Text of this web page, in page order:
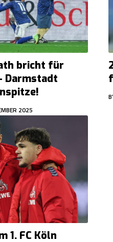
bricht für
Darmstadt
2025
1. FC Köln